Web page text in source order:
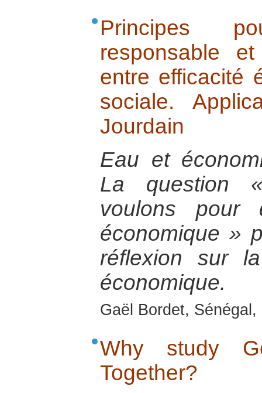
Principes
responsable
entre efficacité
sociale.
Jourdain
Eau et
La question
voulons pour
économique »
réflexion sur
économique.
Gaël Bordet,
Why study
Together?